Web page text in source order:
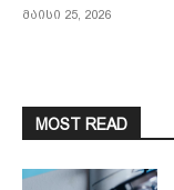
მაისი 25, 2026
MOST READ